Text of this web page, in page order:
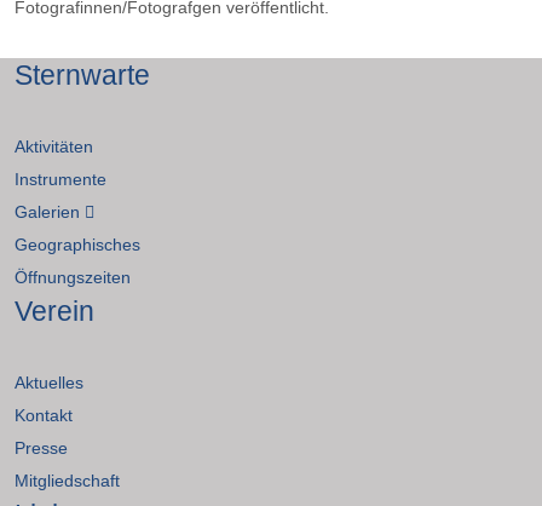
Fotografinnen/Fotografgen veröffentlicht.
Sternwarte
Aktivitäten
Instrumente
Galerien
Geographisches
Öffnungszeiten
Verein
Aktuelles
Kontakt
Presse
Mitgliedschaft